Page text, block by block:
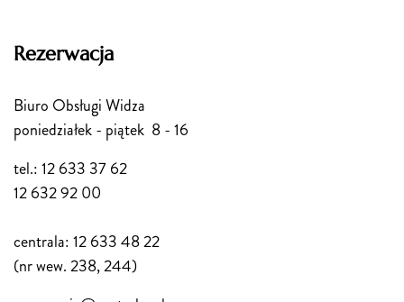
Rezerwacja
Biuro Obsługi Widza
poniedziałek - piątek 8 - 16
tel.: 12 633 37 62
12 632 92 00
centrala: 12 633 48 22
(nr wew. 238, 244)